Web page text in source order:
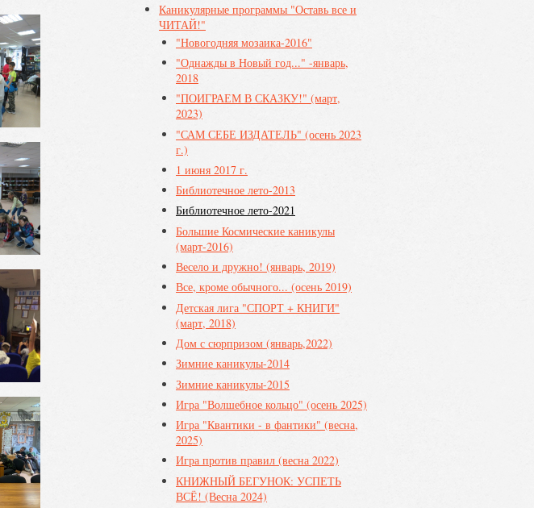
Каникулярные программы "Оставь все и
ЧИТАЙ!"
"Новогодняя мозаика-2016"
"Однажды в Новый год..." -январь,
2018
"ПОИГРАЕМ В СКАЗКУ!" (март,
2023)
"САМ СЕБЕ ИЗДАТЕЛЬ" (осень 2023
г.)
1 июня 2017 г.
Библиотечное лето-2013
Библиотечное лето-2021
Большие Космические каникулы
(март-2016)
Весело и дружно! (январь, 2019)
Все, кроме обычного... (осень 2019)
Детская лига "СПОРТ + КНИГИ"
(март, 2018)
Дом с сюрпризом (январь,2022)
Зимние каникулы-2014
Зимние каникулы-2015
Игра "Волшебное кольцо" (осень 2025)
Игра "Квантики - в фантики" (весна,
2025)
Игра против правил (весна 2022)
КНИЖНЫЙ БЕГУНОК: УСПЕТЬ
ВСЁ! (Весна 2024)